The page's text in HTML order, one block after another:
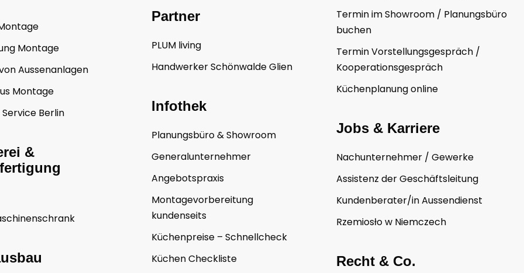
Montage
Aussenanlagen
Montage
Berlin
&
Partner
PLUM living
Handwerker Schönwalde Glien
Infothek
Planungsbüro & Showroom
Generalunternehmer
Angebotspraxis
Montagevorbereitung
kundenseits
Küchenpreise – Schnellcheck
Küchen Checkliste
Termin im Showroom / Planungsbüro
buchen
Termin Vorstellungsgespräch /
Kooperationsgespräch
Küchenplanung online
Jobs & Karriere
Nachunternehmer / Gewerke
Assistenz der Geschäftsleitung
Kundenberater/in Aussendienst
Rzemiosło w Niemczech
Recht & Co.